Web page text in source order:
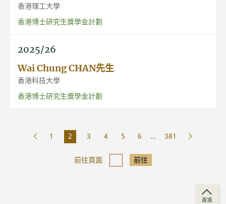
香港理工大學
香港博士研究生獎學金計劃
2025/26
Wai Chung CHAN先生
香港科技大學
香港博士研究生獎學金計劃
1 2 3 4 5 6 ... 381
前往頁面 前往
頁頂